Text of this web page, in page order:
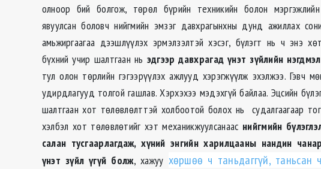
олноор бий болгож, төрөл бүрийн техникийн болон
явуулсан боловч нийгмийн эмзэг давхрагынхны дунд ажиллах
амьжиргаагаа дээшлүүлэх эрмэлзэлтэй хэсэг, бүлэгт нь ч энэ
бүхний учир шалтгаан нь эдгээр давхрагад үнэт зүйлийн
тул олон төрлийн гэгээрүүлэх ажлууд хэрэгжүүлж эхэлжээ. Гэвч
удирдлагууд толгой гашлав. Хэрхэхээ мэдэхгүй байлаа. Эцсийн
шалтгаан хот төлөвлөлттэй холбоотой болох нь судалгаагаар
хэлбэл хот төлөвлөтийг хэт механикжуулсанаас нийгмийн
салан тусгаарлагдаж, хүний энгийн харилцааны нандин
үнэт зүйл үгүй болж, хажуу хөршөө ч таньдаггүй, таньсан